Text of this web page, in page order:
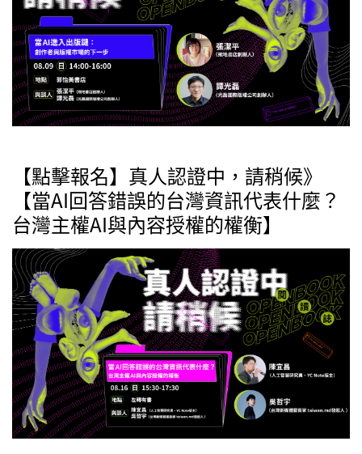
【點擊報名】真人認證中，請稍候》
【當AI回答錯誤的台灣資訊代表什麼？
台灣主權AI與內容授權的權衡】